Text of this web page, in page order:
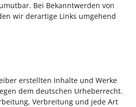
Bei Bekanntwerden von
wir derartige Links umgehend
erstellten Inhalte und Werke
dem deutschen Urheberrecht.
Verbreitung und jede Art